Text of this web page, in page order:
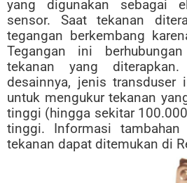
yang digunakan sebagai
sensor. Saat tekanan
tegangan berkembang
Tegangan ini
tekanan yang
desainnya, jenis transduser
untuk mengukur tekanan
tinggi (hingga sekitar
tinggi. Informasi tambahan
tekanan dapat ditemukan di